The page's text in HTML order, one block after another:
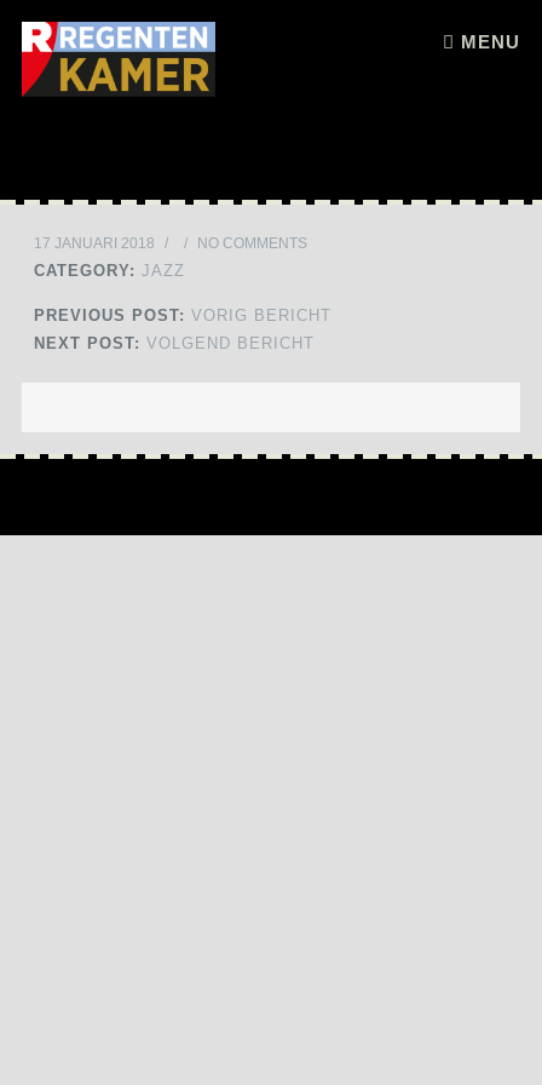
MENU
Skip to content
17 JANUARI 2018 / / NO COMMENTS
CATEGORY: JAZZ
PREVIOUS POST: VORIG BERICHT
NEXT POST: VOLGEND BERICHT